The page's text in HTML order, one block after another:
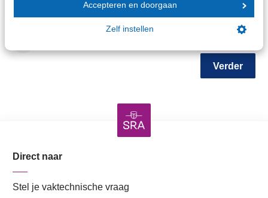
Accepteren en doorgaan
Zelf instellen
Verder
Direct naar
Stel je vaktechnische vraag